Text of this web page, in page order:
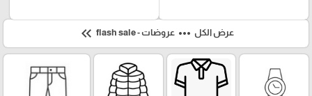
عرض الكل more_horiz عروضات - flash sale keyboard_double_arrow_left